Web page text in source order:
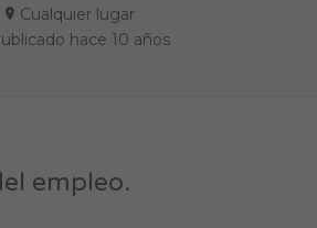
Cualquier lugar
hace 10 años
empleo.